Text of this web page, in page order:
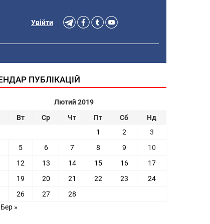
Увійти
ПУБЛІКАЦІЙ
Лютий 2019
Вт Ср Чт Пт Сб
Нд
1
2
3
5 6 7 8 9
10
12 13 14 15 16
17
19 20 21 22 23
24
26 27
28
Бер »